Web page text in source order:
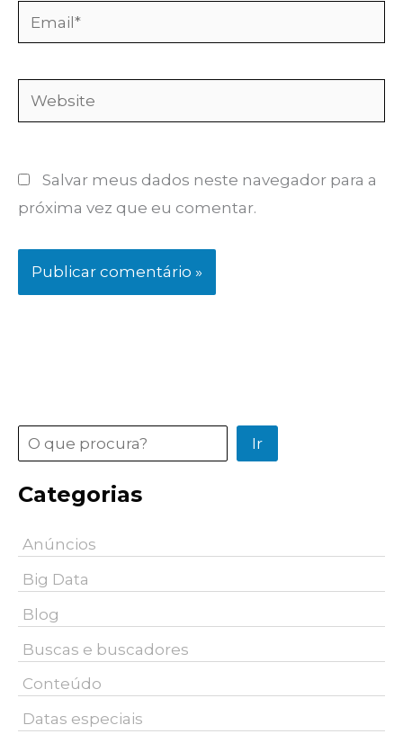
Pesquisar Ir
Categorias
Anúncios
Big Data
Blog
Buscas e buscadores
Conteúdo
Datas especiais
Email*
Website
Salvar meus dados neste navegador para a
próxima vez que eu comentar.